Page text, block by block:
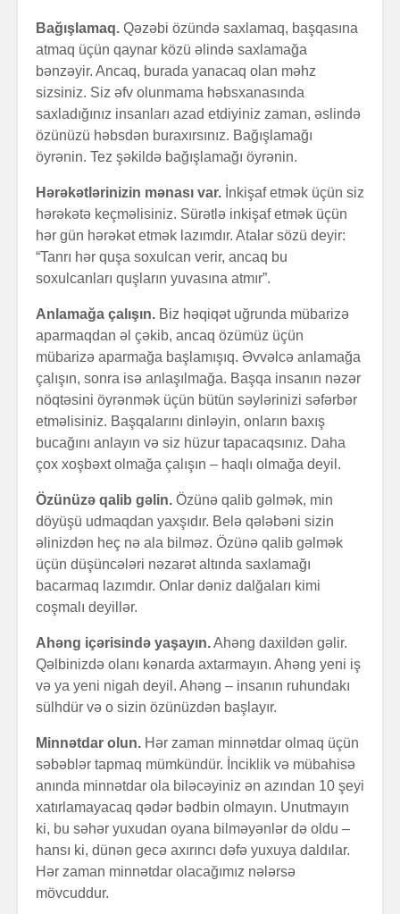
Bağışlamaq. Qəzəbi özündə saxlamaq, başqasına
atmaq üçün qaynar közü əlində saxlamağa
bənzəyir. Ancaq, burada yanacaq olan məhz
sizsiniz. Siz əfv olunmama həbsxanasında
saxladığınız insanları azad etdiyiniz zaman, əslində
özünüzü həbsdən buraxırsınız. Bağışlamağı
öyrənin. Tez şəkildə bağışlamağı öyrənin.
Hərəkətlərinizin mənası var. İnkişaf etmək üçün siz
hərəkətə keçməlisiniz. Sürətlə inkişaf etmək üçün
hər gün hərəkət etmək lazımdır. Atalar sözü deyir:
“Tanrı hər quşa soxulcan verir, ancaq bu
soxulcanları quşların yuvasına atmır”.
Anlamağa çalışın. Biz həqiqət uğrunda mübarizə
aparmaqdan əl çəkib, ancaq özümüz üçün
mübarizə aparmağa başlamışıq. Əvvəlcə anlamağa
çalışın, sonra isə anlaşılmağa. Başqa insanın nəzər
nöqtəsini öyrənmək üçün bütün səylərinizi səfərbər
etməlisiniz. Başqalarını dinləyin, onların baxış
bucağını anlayın və siz hüzur tapacaqsınız. Daha
çox xoşbəxt olmağa çalışın – haqlı olmağa deyil.
Özünüzə qalib gəlin. Özünə qalib gəlmək, min
döyüşü udmaqdan yaxşıdır. Belə qələbəni sizin
əlinizdən heç nə ala bilməz. Özünə qalib gəlmək
üçün düşüncələri nəzarət altında saxlamağı
bacarmaq lazımdır. Onlar dəniz dalğaları kimi
coşmalı deyillər.
Ahəng içərisində yaşayın.Ahəng daxildən gəlir.
Qəlbinizdə olanı kənarda axtarmayın. Ahəng yeni iş
və ya yeni nigah deyil. Ahəng – insanın ruhundakı
sülhdür və o sizin özünüzdən başlayır.
Minnətdar olun. Hər zaman minnətdar olmaq üçün
səbəblər tapmaq mümkündür. İnciklik və mübahisə
anında minnətdar ola biləcəyiniz ən azından 10 şeyi
xatırlamayacaq qədər bədbin olmayın. Unutmayın
ki, bu səhər yuxudan oyana bilməyənlər də oldu –
hansı ki, dünən gecə axırıncı dəfə yuxuya daldılar.
Hər zaman minnətdar olacağımız nələrsə
mövcuddur.